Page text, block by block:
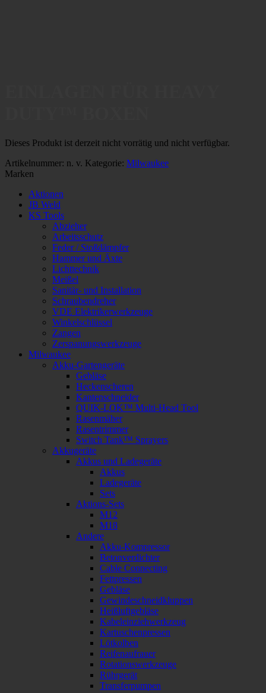
Dieses Produkt ist derzeit nicht vorrätig und nicht verfügbar.
Artikelnummer: n. v. Kategorie: Milwaukee
Marken
Aktionen
JB Weld
KS Tools
Abzieher
Arbeitsschutz
Feder / Stoßdämpfer
Hammer und Äxte
Lichttechnik
Meißel
Sanitär- und Installation
Schraubendreher
VDE Elektrikerwerkzeuge
Winkelschlüssel
Zangen
Zerspanungswerkzeuge
Milwaukee
Akku-Gartengeräte
Gebläse
Heckenscheren
Kantenschneider
QUIK-LOK™ Multi-Head Tool
Rasenmäher
Rasentrimmer
Switch Tank™ Sprayers
Akkugeräte
Akkus und Ladegeräte
Akkus
Ladegeräte
Sets
Aktions-Sets
M12
M18
Andere
Akku-Kompressor
Betonverdichter
Cable Connecting
Fettpressen
Gebläse
Gewindeschneidkluppen
Heißluftgebläse
Kabeleinziehwerkzeug
Kartuschenpressen
Lötkolben
Reifenaufrauer
Rotationswerkzeuge
Rührgerät
Transferpumpen